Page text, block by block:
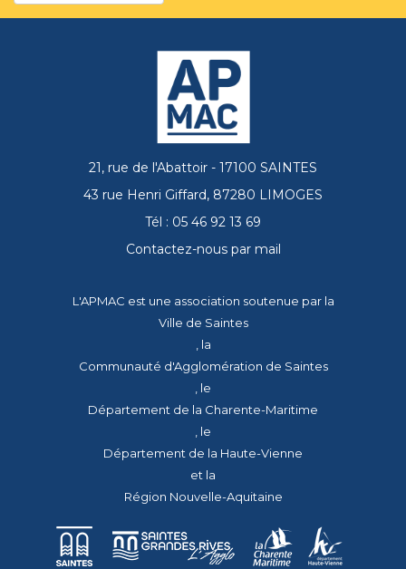
21, rue de l'Abattoir - 17100 SAINTES
43 rue Henri Giffard, 87280 LIMOGES
Tél : 05 46 92 13 69
Contactez-nous par mail
L'APMAC est une association soutenue par la
Ville de Saintes
, la
Communauté d'Agglomération de Saintes
, le
Département de la Charente-Maritime
, le
Département de la Haute-Vienne
et la
Région Nouvelle-Aquitaine